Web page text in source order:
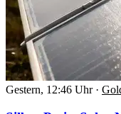
Gestern, 12:46 Uhr ·